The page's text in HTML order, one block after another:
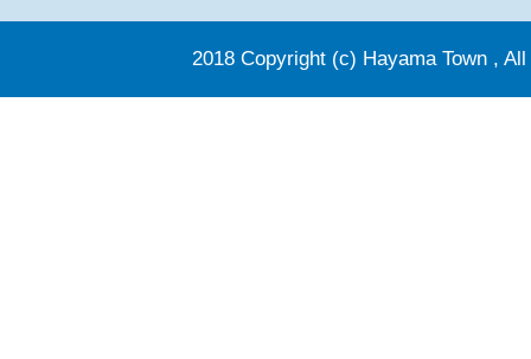
2018 Copyright (c) Hayama Town ,